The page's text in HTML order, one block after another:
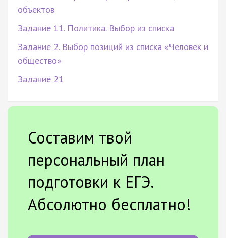
объектов
Задание 11. Политика. Выбор из списка
Задание 2. Выбор позиций из списка «Человек и
общество»
Задание 21
Составим твой
персональный план
подготовки к ЕГЭ.
Абсолютно бесплатно!